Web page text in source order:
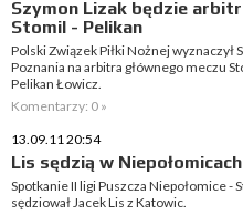
Szymon Lizak będzie
Stomil - Pelikan
Polski Związek Piłki Nożnej wyznaczył
Poznania na arbitra głównego meczu
Pelikan Łowicz.
Komentarzy: 0 »
13.09.11 20:54
Lis sędzią w Niepołomicach
Spotkanie II ligi Puszcza Niepołomice -
sędziował Jacek Lis z Katowic.